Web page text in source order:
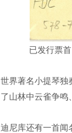
已发行票
世界著名小提琴独
了山林中云雀争鸣
迪尼库还有一首闻